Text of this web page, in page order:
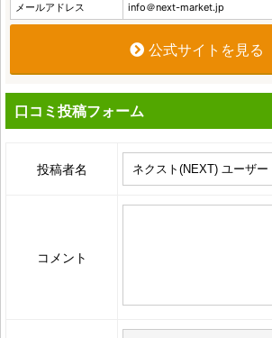
メールアドレス
info＠next-market.jp
公式サイトを見る
口コミ投稿フォーム
投稿者名
コメント